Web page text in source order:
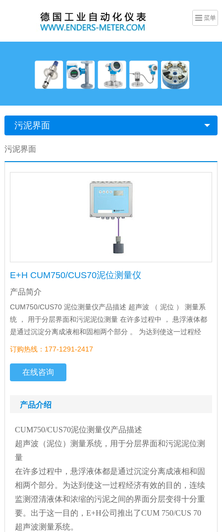
污泥界面
污泥界面
E+H CUM750/CUS70泥位测量仪
产品简介
CUM750/CUS70 泥位测量仪产品描述 超声波 （ 泥位 ） 测量系
统 ， 用于分层界面和污泥泥位测量 在许多过程中 ， 悬浮液体都
是通过沉淀分离成液相和固相两个部分 。 为达到使这一过程经
订购热线：177-1291-2417
在线咨询
产品介绍
CUM750/CUS70泥位测量仪产品描述
超声波 （泥位） 测量系统， 用于分层界面和污泥泥位测
量
在许多过程中 ， 悬浮液体都是通过沉淀分离成液相和固
相两个部分。 为达到使这一过程经济有效的目的 ， 连续
监测澄清液体和浓缩的污泥之间的界面分层变得十分重
要。 出于这一目的 ，E+H公司推出了CUM 750/CUS 70
超声波测量系统。